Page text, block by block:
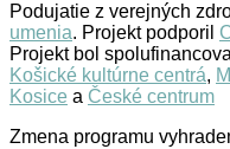
Podujatie z verejných
umenia. Projekt podporil
Projekt bol
Košické kultúrne centrá,
Kosice a České centrum
Zmena programu